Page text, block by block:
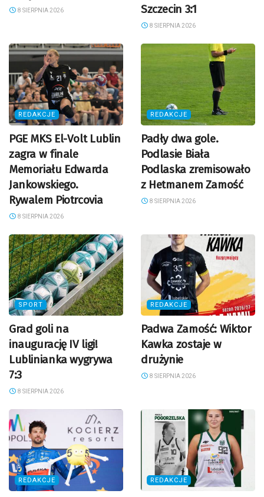
8 SIERPNIA 2026
Szczecin 3:1
8 SIERPNIA 2026
REDAKCJE
PGE MKS El-Volt Lublin
zagra w finale
Memoriału Edwarda
Jankowskiego.
Rywalem Piotrcovia
8 SIERPNIA 2026
REDAKCJE
Padły dwa gole.
Podlasie Biała
Podlaska zremisowało
z Hetmanem Zamość
8 SIERPNIA 2026
SPORT
Grad goli na
inaugurację IV ligi!
Lublinianka wygrywa
7:3
8 SIERPNIA 2026
REDAKCJE
Padwa Zamość: Wiktor
Kawka zostaje w
drużynie
8 SIERPNIA 2026
REDAKCJE REDAKCJE